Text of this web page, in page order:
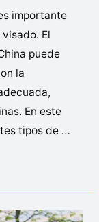
importante
El
puede
la
En este
tipos de …